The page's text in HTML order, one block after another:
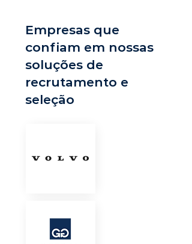
Empresas que
confiam em nossas
soluções de
recrutamento e
seleção